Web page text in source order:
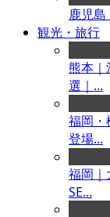
鹿児
観光・旅行
熊本｜
選｜...
福岡・
登場...
福岡｜
SE...